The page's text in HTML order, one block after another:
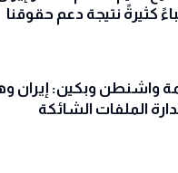
كثيرةً نتيجة دعم حقوقنا
واشنطن وبكين: إيران
الملفات الشائكة